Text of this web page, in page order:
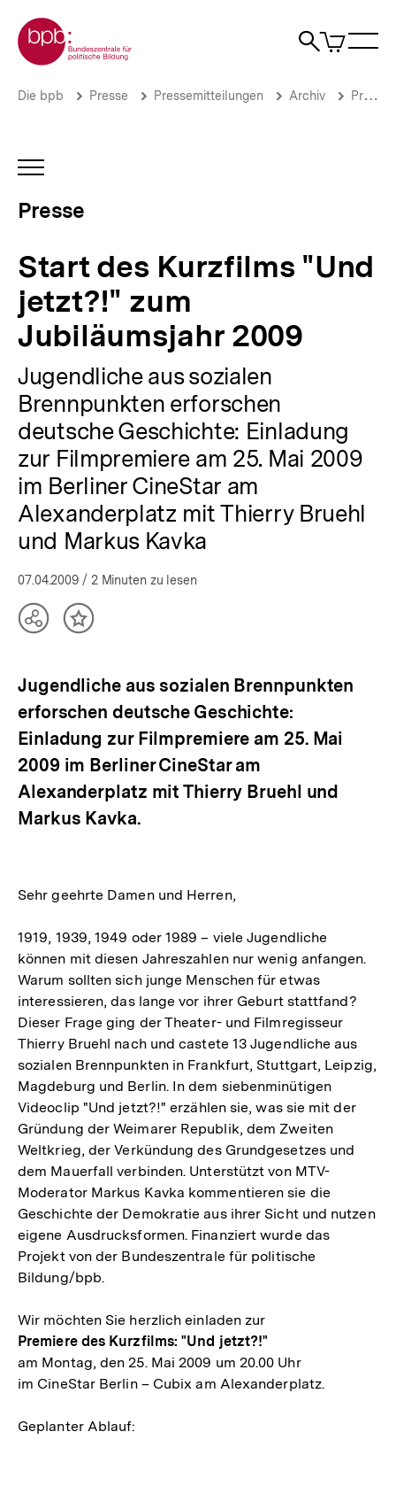
zum
Seiteninhalt
springen
Zur Startseite der bpb
Suche
Artikel
im
Start
jetzt?!"
zum
2009
bpb.de
Brotkrümelnavigation
Pfadnavigation
Die bpb Presse Pressemitteilungen Archiv Pressemitteilungen 2009
INHALTSNAVIGATION
Presse
Start des Kurzfilms "Und
jetzt?!" zum
Jubiläumsjahr 2009
Jugendliche aus sozialen
Brennpunkten erforschen
deutsche Geschichte: Einladung
zur Filmpremiere am 25. Mai 2009
im Berliner CineStar am
Alexanderplatz mit Thierry Bruehl
und Markus Kavka
07.04.2009 / 2 Minuten zu lesen
TeilenInhalt
Jugendliche aus sozialen Brennpunkten
erforschen deutsche Geschichte:
Einladung zur Filmpremiere am 25. Mai
2009 im Berliner CineStar am
Alexanderplatz mit Thierry Bruehl und
Markus Kavka.
Sehr geehrte Damen und Herren,
1919, 1939, 1949 oder 1989 – viele Jugendliche
können mit diesen Jahreszahlen nur wenig anfangen.
Warum sollten sich junge Menschen für etwas
interessieren, das lange vor ihrer Geburt stattfand?
Dieser Frage ging der Theater- und Filmregisseur
Thierry Bruehl nach und castete 13 Jugendliche aus
sozialen Brennpunkten in Frankfurt, Stuttgart, Leipzig,
Magdeburg und Berlin. In dem siebenminütigen
Videoclip "Und jetzt?!" erzählen sie, was sie mit der
Gründung der Weimarer Republik, dem Zweiten
Weltkrieg, der Verkündung des Grundgesetzes und
dem Mauerfall verbinden. Unterstützt von MTV-
Moderator Markus Kavka kommentieren sie die
Geschichte der Demokratie aus ihrer Sicht und nutzen
eigene Ausdrucksformen. Finanziert wurde das
Projekt von der Bundeszentrale für politische
Bildung/bpb.
Wir möchten Sie herzlich einladen zur
Premiere des Kurzfilms: "Und jetzt?!"
am Montag, den 25. Mai 2009 um 20.00 Uhr
im CineStar Berlin – Cubix am Alexanderplatz.
Geplanter Ablauf: